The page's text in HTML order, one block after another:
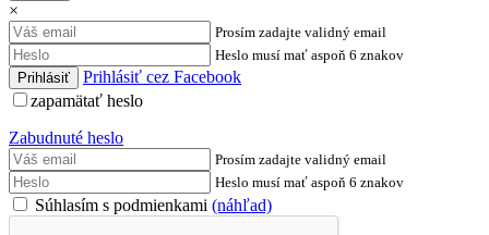
×
Prosím zadajte validný email
Heslo musí mať aspoň 6 znakov
Prihlásiť cez Facebook
zapamätať heslo
Zabudnuté heslo
Prosím zadajte validný email
Heslo musí mať aspoň 6 znakov
Súhlasím s podmienkami (náhľad)